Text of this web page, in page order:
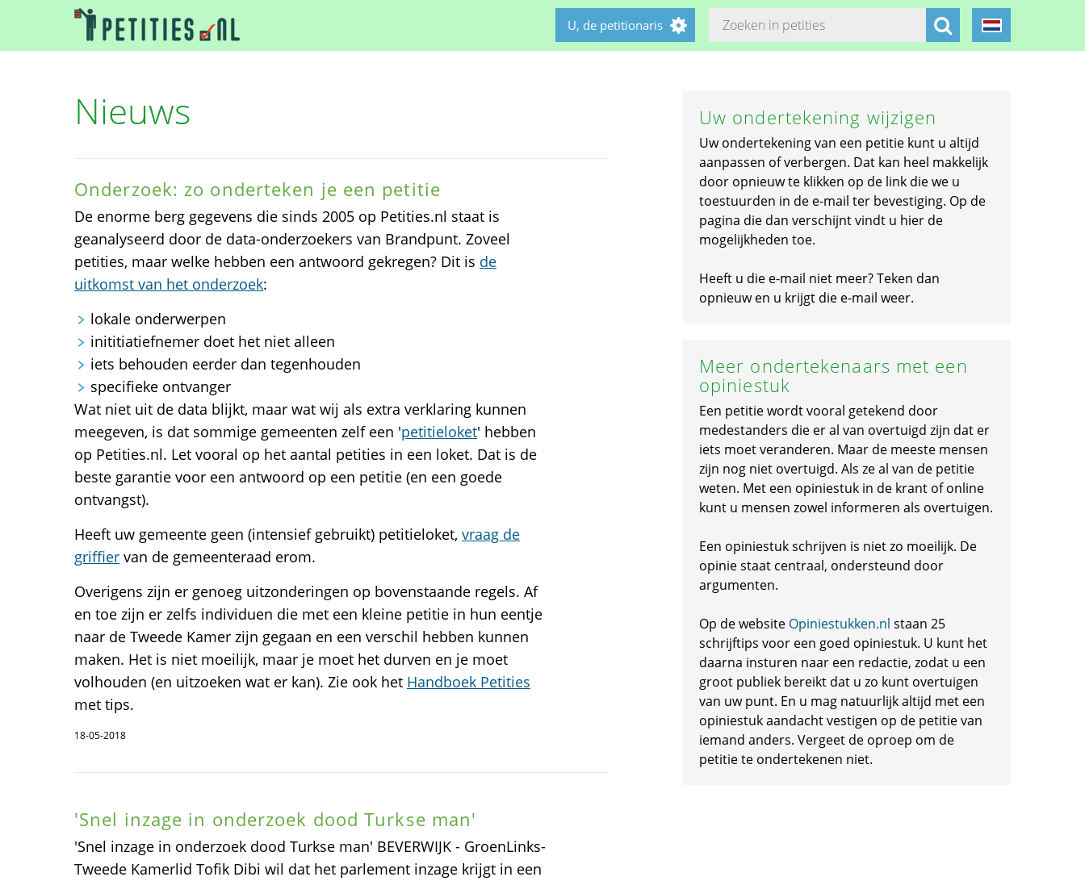
U, de petitionaris
Nieuws
Onderzoek: zo onderteken je een petitie
De enorme berg gegevens die sinds 2005 op Petities.nl staat is
geanalyseerd door de data-onderzoekers van Brandpunt. Zoveel
petities, maar welke hebben een antwoord gekregen? Dit is de
uitkomst van het onderzoek:
lokale onderwerpen
inititiatiefnemer doet het niet alleen
iets behouden eerder dan tegenhouden
specifieke ontvanger
Wat niet uit de data blijkt, maar wat wij als extra verklaring kunnen
meegeven, is dat sommige gemeenten zelf een 'petitieloket' hebben
op Petities.nl. Let vooral op het aantal petities in een loket. Dat is de
beste garantie voor een antwoord op een petitie (en een goede
ontvangst).
Heeft uw gemeente geen (intensief gebruikt) petitieloket, vraag de
griffier van de gemeenteraad erom.
Overigens zijn er genoeg uitzonderingen op bovenstaande regels. Af
en toe zijn er zelfs individuen die met een kleine petitie in hun eentje
naar de Tweede Kamer zijn gegaan en een verschil hebben kunnen
maken. Het is niet moeilijk, maar je moet het durven en je moet
volhouden (en uitzoeken wat er kan). Zie ook het Handboek Petities
met tips.
18-05-2018
'Snel inzage in onderzoek dood Turkse man'
'Snel inzage in onderzoek dood Turkse man' BEVERWIJK - GroenLinks-
Tweede Kamerlid Tofik Dibi wil dat het parlement inzage krijgt in een
Uw ondertekening wijzigen
Uw ondertekening van een petitie kunt u altijd
aanpassen of verbergen. Dat kan heel makkelijk
door opnieuw te klikken op de link die we u
toestuurden in de e-mail ter bevestiging. Op de
pagina die dan verschijnt vindt u hier de
mogelijkheden toe.
Heeft u die e-mail niet meer? Teken dan
opnieuw en u krijgt die e-mail weer.
Meer ondertekenaars met een
opiniestuk
Een petitie wordt vooral getekend door
medestanders die er al van overtuigd zijn dat er
iets moet veranderen. Maar de meeste mensen
zijn nog niet overtuigd. Als ze al van de petitie
weten. Met een opiniestuk in de krant of online
kunt u mensen zowel informeren als overtuigen.
Een opiniestuk schrijven is niet zo moeilijk. De
opinie staat centraal, ondersteund door
argumenten.
Op de website Opiniestukken.nl staan 25
schrijftips voor een goed opiniestuk. U kunt het
daarna insturen naar een redactie, zodat u een
groot publiek bereikt dat u zo kunt overtuigen
van uw punt. En u mag natuurlijk altijd met een
opiniestuk aandacht vestigen op de petitie van
iemand anders. Vergeet de oproep om de
petitie te ondertekenen niet.